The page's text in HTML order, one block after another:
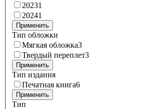
20231
20241
Применить
Тип обложки
Мягкая обложка3
Твердый переплет3
Применить
Тип издания
Печатная книга6
Применить
Тип